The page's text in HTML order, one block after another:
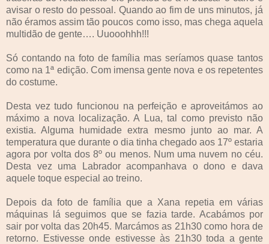
avisar o resto do pessoal. Quando ao fim de uns minutos, já
não éramos assim tão poucos como isso, mas chega aquela
multidão de gente…. Uuooohhh!!!
Só contando na foto de família mas seríamos quase tantos
como na 1ª edição. Com imensa gente nova e os repetentes
do costume.
Desta vez tudo funcionou na perfeição e aproveitámos ao
máximo a nova localização. A Lua, tal como previsto não
existia. Alguma humidade extra mesmo junto ao mar. A
temperatura que durante o dia tinha chegado aos 17º estaria
agora por volta dos 8º ou menos. Num uma nuvem no céu.
Desta vez uma Labrador acompanhava o dono e dava
aquele toque especial ao treino.
Depois da foto de família que a Xana repetia em várias
máquinas lá seguimos que se fazia tarde. Acabámos por
sair por volta das 20h45. Marcámos as 21h30 como hora de
retorno. Estivesse onde estivesse às 21h30 toda a gente